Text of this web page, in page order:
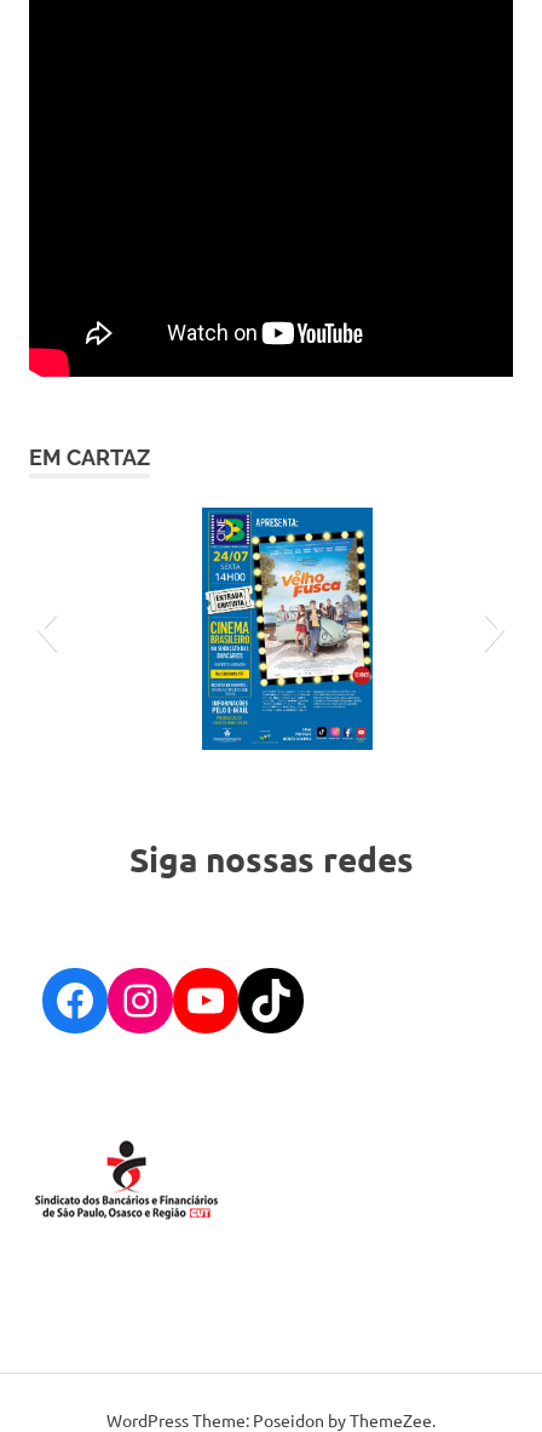
EM CARTAZ
cartaz-29-7
cartaz30-7
Siga nossas redes
Facebook
Instagram
YouTube
TikTok
WordPress Theme: Poseidon by ThemeZee.